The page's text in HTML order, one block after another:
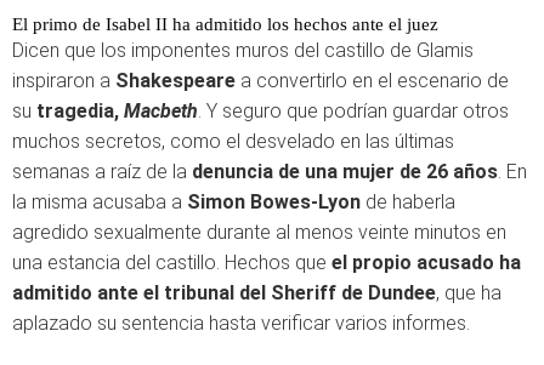
El primo de Isabel II ha admitido los hechos ante el juez
Dicen que los imponentes muros del castillo de Glamis
inspiraron a Shakespeare a convertirlo en el escenario de
su tragedia, Macbeth. Y seguro que podrían guardar otros
muchos secretos, como el desvelado en las últimas
semanas a raíz de la denuncia de una mujer de 26 años. En
la misma acusaba a Simon Bowes-Lyon de haberla
agredido sexualmente durante al menos veinte minutos en
una estancia del castillo. Hechos que el propio acusado ha
admitido ante el tribunal del Sheriff de Dundee, que ha
aplazado su sentencia hasta verificar varios informes.